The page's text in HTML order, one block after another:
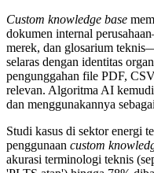
Custom knowledge base
dokumen internal
merek, dan glosarium
selaras dengan identitas
pengunggahan file PDF,
relevan. Algoritma AI
dan menggunakannya
Studi kasus di sektor energi
penggunaan custom
akurasi terminologi teknis